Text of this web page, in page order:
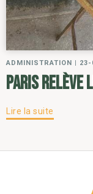
ADMINISTRATION |
Paris relève
Lire la suite